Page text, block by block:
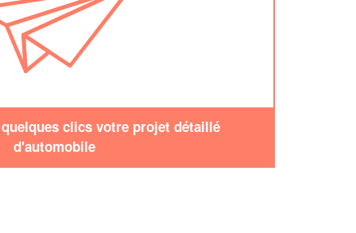
clics votre projet détaillé
d'automobile